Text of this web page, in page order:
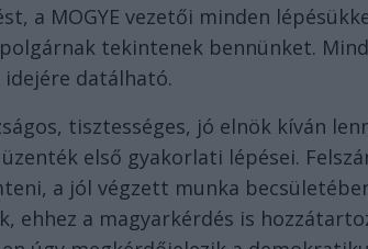
a MOGYE vezetői minden
tekintenek bennünket.
datálható.
tisztességes, jó elnök kíván
első gyakorlati lépései.
a jól végzett munka
ehhez a magyarkérdés is